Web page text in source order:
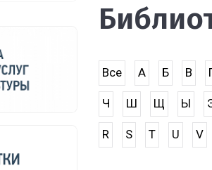
Все А Б В
Ч Ш Щ Ы
R S T U V